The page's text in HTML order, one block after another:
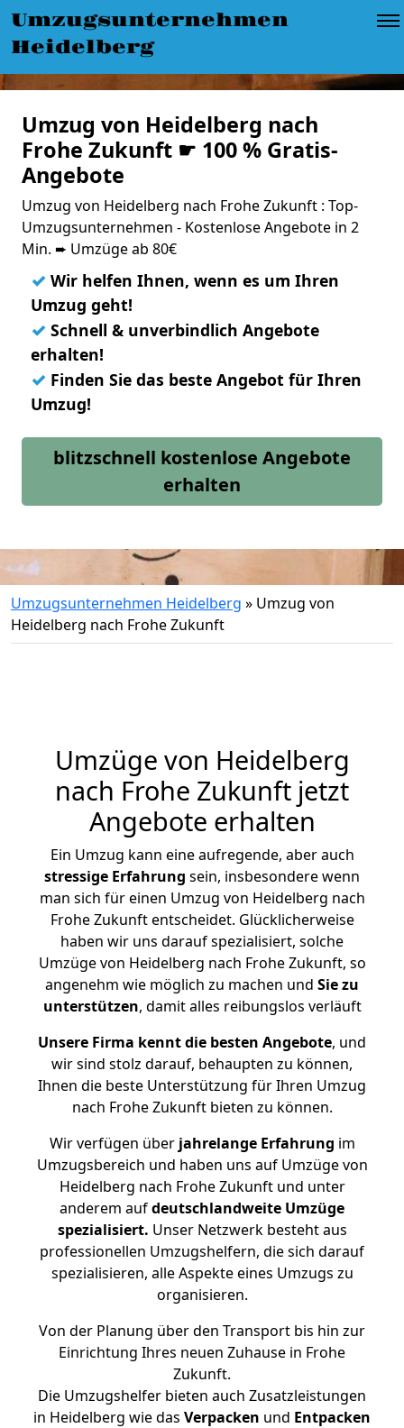
Umzugsunternehmen
Heidelberg
Umzug von Heidelberg nach
Frohe Zukunft ☛ 100 % Gratis-
Angebote
Umzug von Heidelberg nach Frohe Zukunft : Top-
Umzugsunternehmen - Kostenlose Angebote in 2
Min. ➨ Umzüge ab 80€
✓ Wir helfen Ihnen, wenn es um Ihren
Umzug geht!
✓ Schnell & unverbindlich Angebote
erhalten!
✓ Finden Sie das beste Angebot für Ihren
Umzug!
blitzschnell kostenlose Angebote
erhalten
Umzugsunternehmen Heidelberg » Umzug von
Heidelberg nach Frohe Zukunft
Umzüge von Heidelberg
nach Frohe Zukunft jetzt
Angebote erhalten
Ein Umzug kann eine aufregende, aber auch
stressige Erfahrung sein, insbesondere wenn
man sich für einen Umzug von Heidelberg nach
Frohe Zukunft entscheidet. Glücklicherweise
haben wir uns darauf spezialisiert, solche
Umzüge von Heidelberg nach Frohe Zukunft, so
angenehm wie möglich zu machen und Sie zu
unterstützen, damit alles reibungslos verläuft
Unsere Firma kennt die besten Angebote, und
wir sind stolz darauf, behaupten zu können,
Ihnen die beste Unterstützung für Ihren Umzug
nach Frohe Zukunft bieten zu können.
Wir verfügen überjahrelange Erfahrung im
Umzugsbereich und haben uns auf Umzüge von
Heidelberg nach Frohe Zukunft und unter
anderem aufdeutschlandweite Umzüge
spezialisiert. Unser Netzwerk besteht aus
professionellen Umzugshelfern, die sich darauf
spezialisieren, alle Aspekte eines Umzugs zu
organisieren.
Von der Planung über den Transport bis hin zur
Einrichtung Ihres neuen Zuhause in Frohe
Zukunft.
Die Umzugshelfer bieten auch Zusatzleistungen
in Heidelberg wie das Verpacken und Entpacken